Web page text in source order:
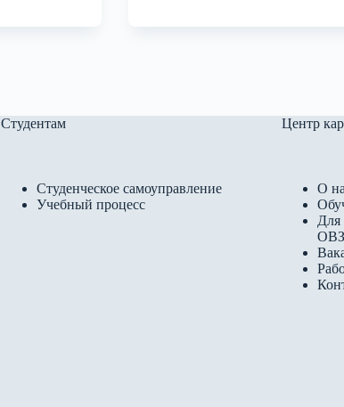
Студентам
Студенческое самоуправление
Учебный процесс
Центр
О
Для
ОВЗ